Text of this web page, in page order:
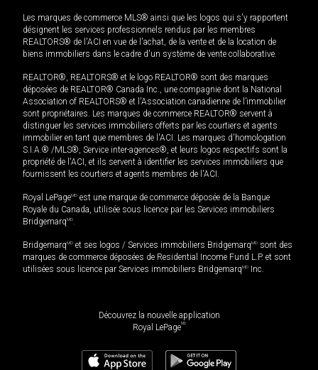
Les marques de commerce MLS® ainsi que les logos qui s'y rapportent
désignent les services professionnels rendus par les membres
REALTORS® de l'ACI en vue de l'achat, de la vente et de la location de
biens immobiliers dans le cadre d'un système de vente collaborative.
REALTOR®, REALTORS® et le logo REALTOR® sont des marques
déposées de REALTOR® Canada Inc., une compagnie dont la National
Association of REALTORS® et l'Association canadienne de l’immobilier
sont propriétaires. Les marques de commerce REALTOR® servent à
distinguer les services immobiliers offerts par les courtiers et agents
immobilier en tant que membres de l'ACI. Les marques d'homologation
S.I.A.® /MLS®, Service inter-agences®, et leurs logos respectifs sont la
propriété de l'ACI, et ils servent à identifier les services immobiliers que
fournissent les courtiers et agents membres de l'ACI.
Royal LePageMD est une marque de commerce déposée de la Banque
Royale du Canada, utilisée sous licence par les Services immobiliers
BridgemarqMD
BridgemarqMD et ses logos / Services immobiliers BridgemarqMD sont des
marques de commerce déposées de Residential Income Fund L.P. et sont
utilisées sous licence par Services immobiliers BridgemarqMD Inc.
Découvrez la nouvelle application
Royal LePageMD